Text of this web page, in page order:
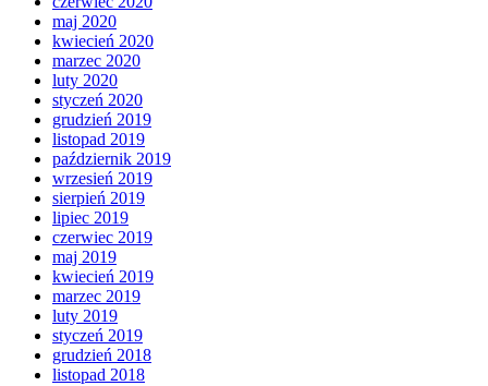
maj 2020
kwiecień 2020
marzec 2020
luty 2020
styczeń 2020
grudzień 2019
listopad 2019
październik 2019
wrzesień 2019
sierpień 2019
lipiec 2019
czerwiec 2019
maj 2019
kwiecień 2019
marzec 2019
luty 2019
styczeń 2019
grudzień 2018
listopad 2018